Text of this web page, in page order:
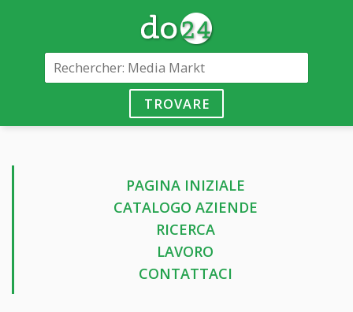
TROVARE
PAGINA INIZIALE
CATALOGO AZIENDE
RICERCA
LAVORO
CONTATTACI